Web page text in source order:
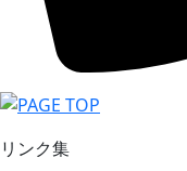
リンク集